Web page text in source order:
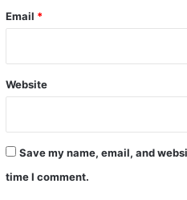
Email *
Website
Save my name, email, and
time I comment.